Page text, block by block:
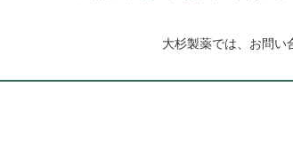
大杉製薬では、お問い